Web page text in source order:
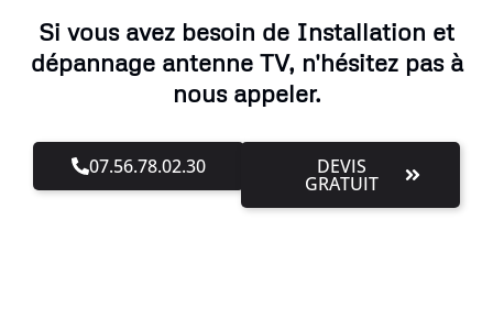
Si vous avez besoin de Installation et
dépannage antenne TV, n'hésitez pas à
nous appeler.
07.56.78.02.30 DEVIS
GRATUIT